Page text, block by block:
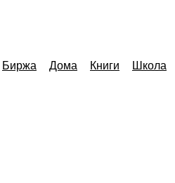
Биржа Дома Книги Школа